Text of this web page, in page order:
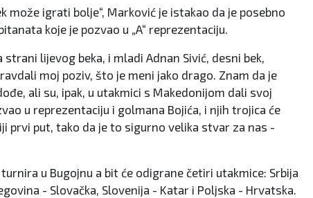
može igrati bolje“, Marković je istakao da je posebno
koje je pozvao u „A“ reprezentaciju.
lijevog beka, i mladi Adnan Sivić, desni bek,
moj poziv, što je meni jako drago. Znam da je
ali su, ipak, u utakmici s Makedonijom dali svoj
u reprezentaciju i golmana Bojića, i njih trojica će
prvi put, tako da je to sigurno velika stvar za nas -
u Bugojnu a bit će odigrane četiri utakmice: Srbija
- Slovačka, Slovenija - Katar i Poljska - Hrvatska.